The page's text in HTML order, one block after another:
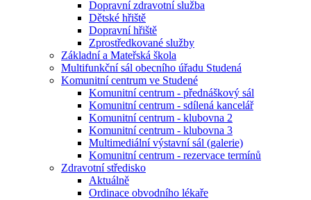
Dopravní zdravotní služba
Dětské hřiště
Dopravní hřiště
Zprostředkované služby
Základní a Mateřská škola
Multifunkční sál obecního úřadu Studená
Komunitní centrum ve Studené
Komunitní centrum - přednáškový sál
Komunitní centrum - sdílená kancelář
Komunitní centrum - klubovna 2
Komunitní centrum - klubovna 3
Multimediální výstavní sál (galerie)
Komunitní centrum - rezervace termínů
Zdravotní středisko
Aktuálně
Ordinace obvodního lékaře